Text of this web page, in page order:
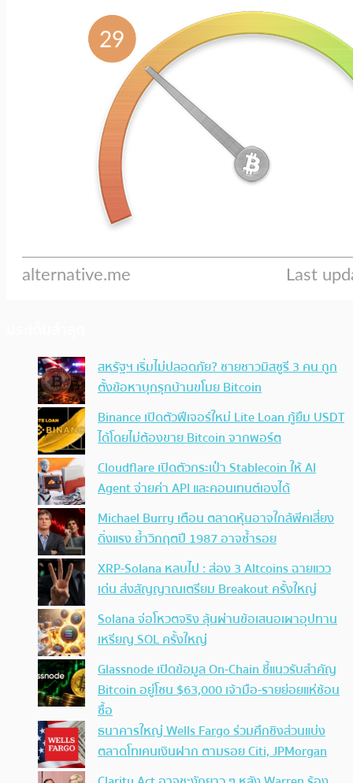
สหรัฐฯ เริ่มไม่ปลอดภัย? ชายชาวมิสซูรี 3 คน ถูก
ตั้งข้อหาบุกรุกบ้านขโมย Bitcoin
Binance เปิดตัวฟีเจอร์ใหม่ Lite Loan กู้ยืม USDT
ได้โดยไม่ต้องขาย Bitcoin จากพอร์ต
Cloudflare เปิดตัวกระเป๋า Stablecoin ให้ AI
Agent จ่ายค่า API และคอนเทนต์เองได้
Michael Burry เตือน ตลาดหุ้นอาจใกล้พีคเสี่ยง
ดิ่งแรง ย้ำวิกฤตปี 1987 อาจซ้ำรอย
XRP-Solana หลบไป : ส่อง 3 Altcoins ฉายแวว
เด่น ส่งสัญญาณเตรียม Breakout ครั้งใหญ่
Solana จ่อโหวตจริง ลุ้นผ่านข้อเสนอเผาอุปทาน
เหรียญ SOL ครั้งใหญ่
Glassnode เปิดข้อมูล On-Chain ชี้แนวรับสำคัญ
Bitcoin อยู่โซน $63,000 เจ้ามือ-รายย่อยแห่ช้อน
ซื้อ
ธนาคารใหญ่ Wells Fargo ร่วมศึกชิงส่วนแบ่ง
ตลาดโทเคนเงินฝาก ตามรอย Citi, JPMorgan